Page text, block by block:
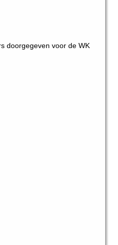
doorgegeven voor de WK